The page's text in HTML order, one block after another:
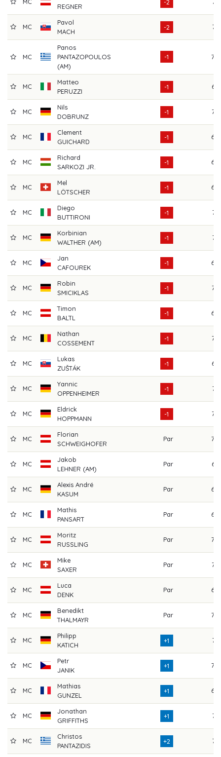
REGNER
-2
MC
Pavol
MACH
-2 71
MC
Panos
PANTAZOPOULOS
(AM)
-1 70
MC
Matteo
PERUZZI
-1 67
MC
Nils
DOBRUNZ
-1 72
MC
Clement
GUICHARD
-1 69
MC
Richard
SARKOZI JR.
-1 69
MC
Mel
LÖTSCHER
-1 69
MC
Diego
BUTTIRONI
-1 71
MC
Korbinian
WALTHER (AM)
-1 74
MC
Jan
CAFOUREK
-1 69
MC
Robin
SMICIKLAS
-1 72
MC
Timon
BALTL
-1 69
MC
Nathan
COSSEMENT
-1 73
MC
Lukas
ZUŠTÁK
-1 65
MC
Yannic
OPPENHEIMER
-1 71
MC
Eldrick
HOPPMANN
-1 73
MC
Florian
SCHWEIGHOFER
Par 70
MC
Jakob
LEHNER (AM)
Par 67
MC
Alexis André
KASUM
Par 68
MC
Mathis
PANSART
Par 69
MC
Moritz
RUSSLING
Par 70
MC
Mike
SAXER
Par 72
MC
Luca
DENK
Par 69
MC
Benedikt
THALMAYR
Par 70
MC
Philipp
KATICH
+1 71
MC
Petr
JANIK
+1 70
MC
Mathias
GUNZEL
+1 68
MC
Jonathan
GRIFFITHS
+1 71
MC
Christos
PANTAZIDIS
+2 71